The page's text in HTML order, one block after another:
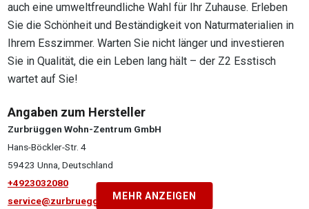
auch eine umweltfreundliche Wahl für Ihr Zuhause. Erleben
Sie die Schönheit und Beständigkeit von Naturmaterialien in
Ihrem Esszimmer. Warten Sie nicht länger und investieren
Sie in Qualität, die ein Leben lang hält – der Z2 Esstisch
wartet auf Sie!
Angaben zum Hersteller
Zurbrüggen Wohn-Zentrum GmbH
Hans-Böckler-Str. 4
59423 Unna, Deutschland
+4923032080
service@zurbrueggen.deMEHR ANZEIGEN